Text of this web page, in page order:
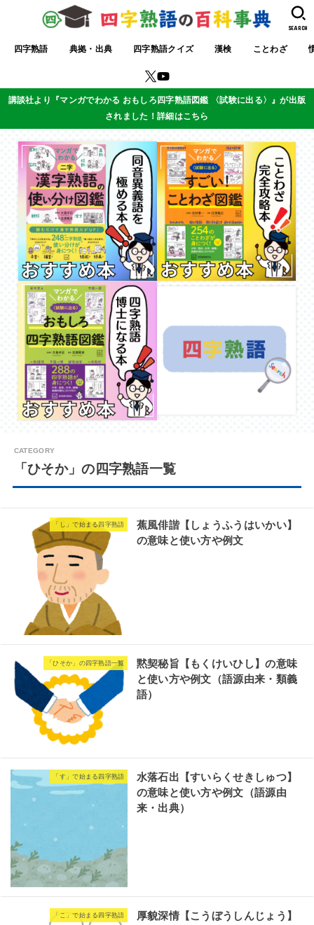
四字熟語 典拠・出典 四字熟語クイズ 漢検 ことわざ
SEARCH
講談社より『マンガでわかる おもしろ四字熟語図鑑 〈試験に出る〉』が出版
されました！詳細はこちら
「ひそか」の四字熟語一覧
「し」で始まる四字熟語
蕉風俳諧【しょうふうはいかい】
の意味と使い方や例文
「ひそか」の四字熟語一覧
黙契秘旨【もくけいひし】の意味
と使い方や例文（語源由来・類義
語）
「す」で始まる四字熟語
水落石出【すいらくせきしゅつ】
の意味と使い方や例文（語源由
来・出典）
「こ」で始まる四字熟語
厚貌深情【こうぼうしんじょう】